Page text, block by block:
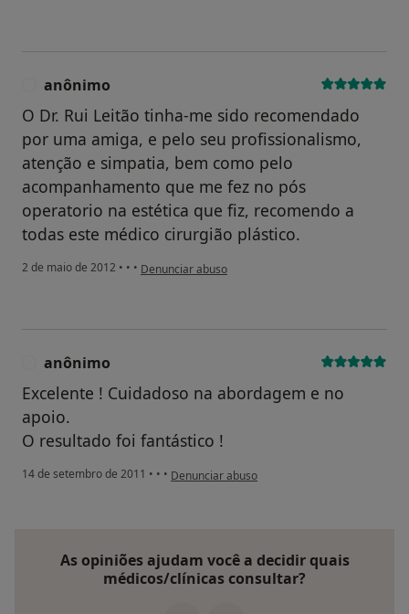
anônimo
O Dr. Rui Leitão tinha-me sido recomendado
por uma amiga, e pelo seu profissionalismo,
atenção e simpatia, bem como pelo
acompanhamento que me fez no pós
operatorio na estética que fiz, recomendo a
todas este médico cirurgião plástico.
2 de maio de 2012 • • • na opinião do utilizador anônimo
Denunciar abuso
anônimo
Excelente ! Cuidadoso na abordagem e no
apoio.
O resultado foi fantástico !
14 de setembro de 2011 • • • na opinião do utilizador anônimo
Denunciar abuso
As opiniões ajudam você a decidir quais
médicos/clínicas consultar?